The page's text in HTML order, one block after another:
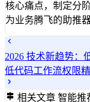
核心痛点，制定分
为业务腾飞的助推器
2026 技术新趋势：
低代码工作流权限
相关文章 智能推